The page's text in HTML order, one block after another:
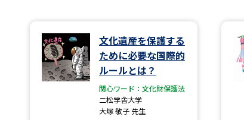
文化遺産を保護する
ために必要な国際的
ルールとは？
関心ワード：文化財保護法
二松学舎大学
大塚 敬子 先生